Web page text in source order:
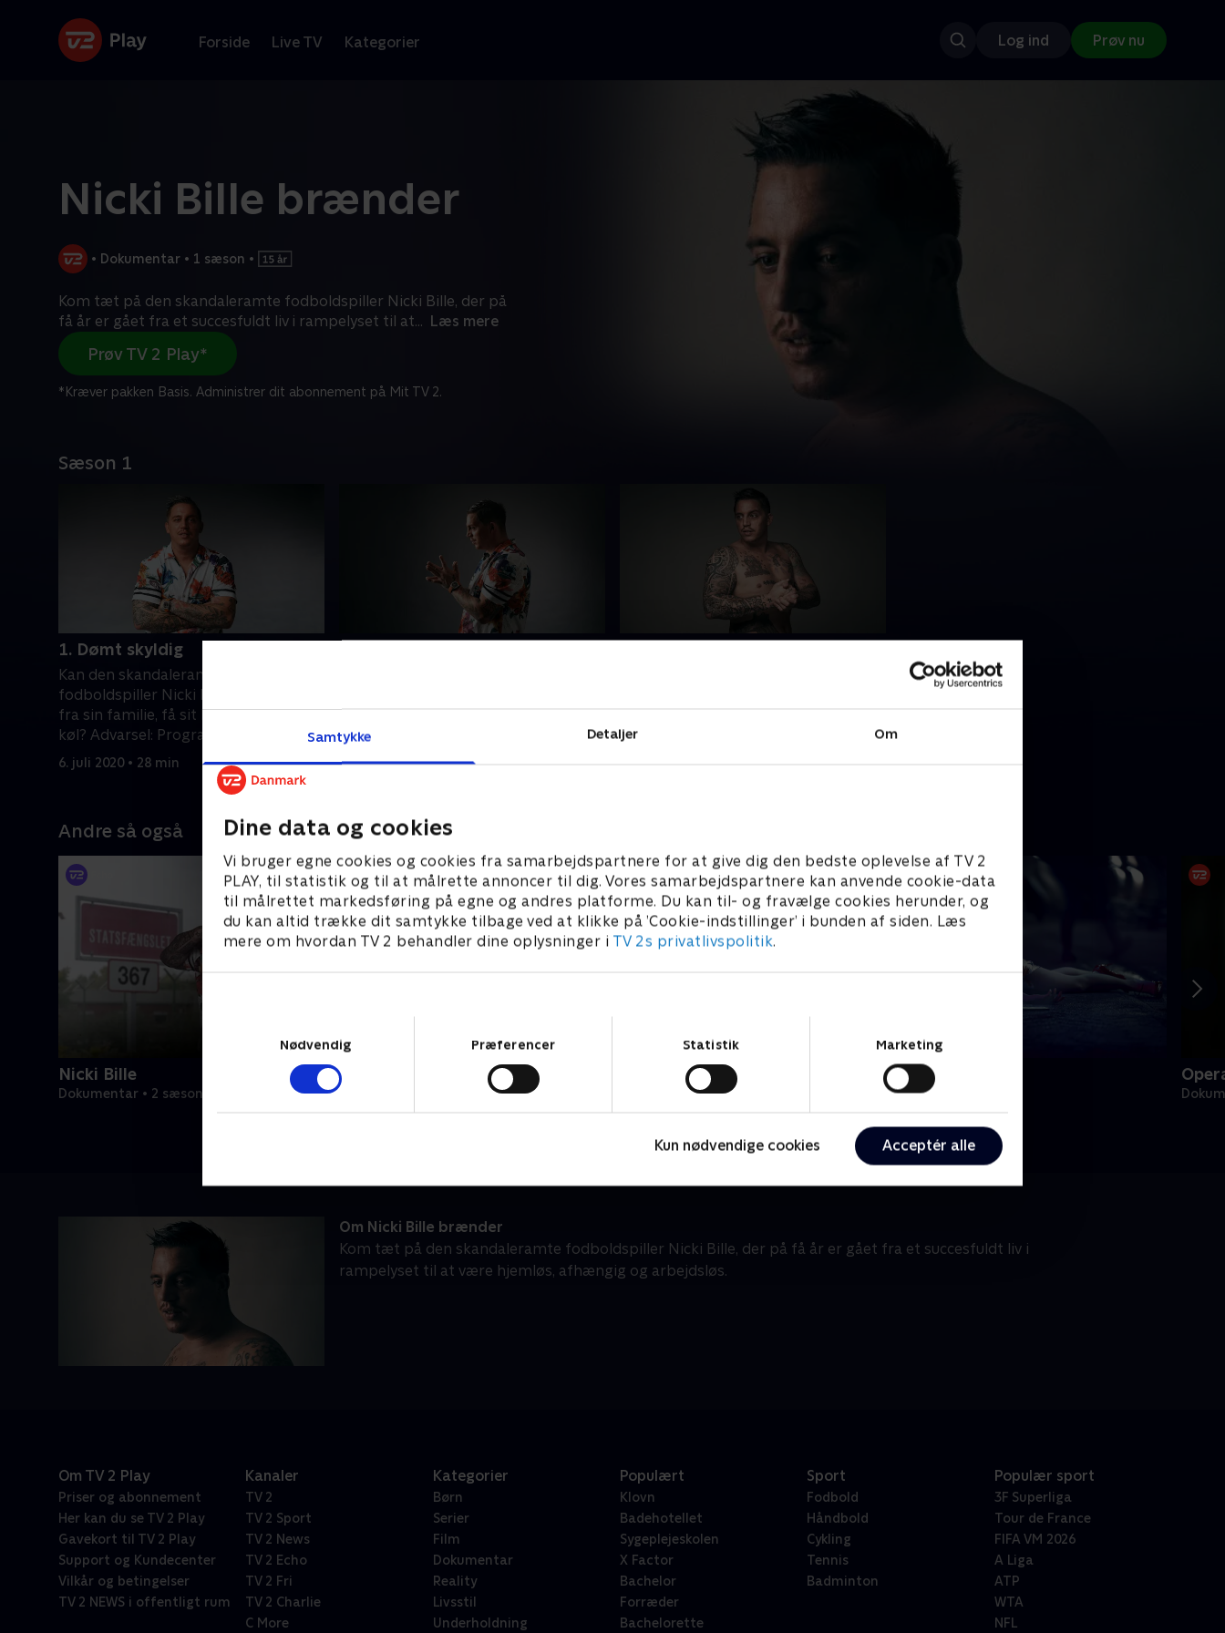
Samtykke Detaljer Om
Dine data og cookies
Vi bruger egne cookies og cookies fra samarbejdspartnere for at give dig den bedste oplevelse af TV 2
PLAY, til statistik og til at målrette annoncer til dig. Vores samarbejdspartnere kan anvende cookie-data
til målrettet markedsføring på egne og andres platforme. Du kan til- og fravælge cookies herunder, og
du kan altid trække dit samtykke tilbage ved at klikke på ’Cookie-indstillinger’ i bunden af siden. Læs
mere om hvordan TV 2 behandler dine oplysninger i TV 2s privatlivspolitik.
Nødvendig
Præferencer Statistik Marketing
Kun nødvendige cookies Acceptér alle
Forside Live TV Kategorier Log ind Prøv nu
Nicki Bille brænder
• Dokumentar • 1 sæson •
Kom tæt på den skandaleramte fodboldspiller Nicki Bille, der på
få år er gået fra et succesfuldt liv i rampelyset til at... Læs mere
Prøv TV 2 Play*
*Kræver pakken Basis. Administrer dit abonnement på Mit TV 2.
Sæson 1
1. Dømt skyldig
Kan den skandaleramte
fodboldspiller Nicki Bille, med hjælp
fra sin familie, få sit liv tilbage på ret
køl? Advarsel: Programmet
indeholder voldsomme billeder.
6. juli 2020 • 28 min
overbevise ham om at flytte i en billig
lejlighed og få et almindeligt job?
6. juli 2020 • 27 min
som udvej er han tvunget til at kigge
Andre så også
Nicki Bille
Dokumentar • 2 sæsoner
Forført af Jakob
Dokumentar
Drugged i nattelivet
Dokumentar • 1 sæsoner
Om Nicki Bille brænder
Kom tæt på den skandaleramte fodboldspiller Nicki Bille, der på få år er gået fra et succesfuldt liv i
rampelyset til at være hjemløs, afhængig og arbejdsløs.
Om TV 2 Play
Priser og abonnement
Her kan du se TV 2 Play
Gavekort til TV 2 Play
Support og Kundecenter
Vilkår og betingelser
TV 2 NEWS i offentligt rum
Kanaler
TV 2
TV 2 Sport
TV 2 News
TV 2 Echo
TV 2 Fri
TV 2 Charlie
C More
Kategorier
Børn
Serier
Film
Dokumentar
Reality
Livsstil
Underholdning
Populært
Klovn
Badehotellet
Sygeplejeskolen
X Factor
Bachelor
Forræder
Bachelorette
Sport
Fodbold
Håndbold
Cykling
Tennis
Badminton
Populær sport
3F Superliga
Tour de France
FIFA VM 2026
A Liga
ATP
WTA
NFL